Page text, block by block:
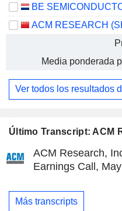
Último Transcript: ACM
ACM Research,
Earnings Call,
Más transcripts
Media ponderada
Ver todos los resultados